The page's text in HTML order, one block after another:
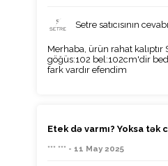
Setre satıcısının cevabı
Merhaba, ürün rahat kalıptır
göğüs:102 bel:102cm'dir
fark vardır efendim
Etek də varmı? Yoksa
*** *** - 11 May 2025